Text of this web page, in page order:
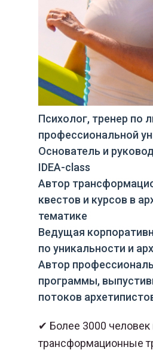
Психолог, тренер по
профессиональной
Основатель и
IDEA-class
Автор
квестов и курсов в
тематике
Ведущая
по уникальности и
Автор
программы,
потоков
✔ Более 3000
трансформационные